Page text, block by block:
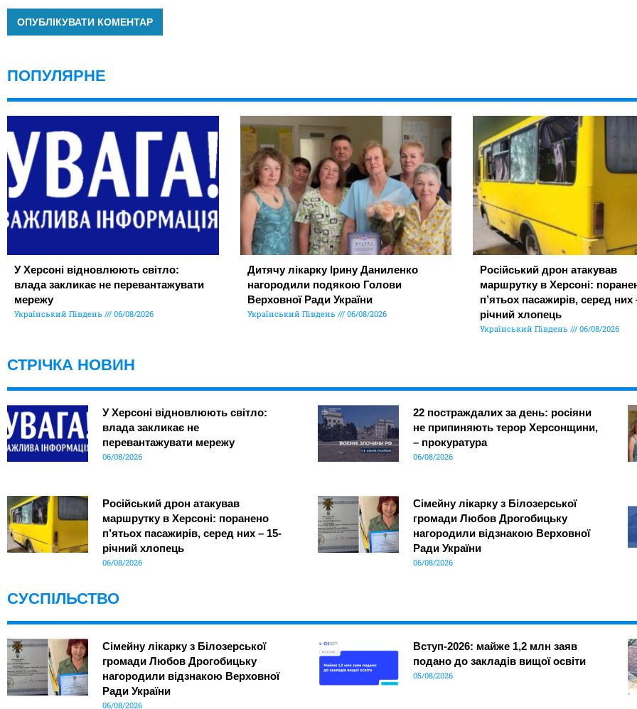
ПОПУЛЯРНЕ
У Херсоні відновлюють світло:
влада закликає не перевантажувати
мережу
Український Південь 06/08/2026
Дитячу лікарку Ірину Даниленко
нагородили подякою Голови
Верховної Ради України
Український Південь 06/08/2026
Російський дрон атакував
маршрутку в Херсоні:
п’ятьох пасажирів, серед них
річний хлопець
Український Південь 06/08/2026
СТРІЧКА НОВИН
У Херсоні відновлюють світло:
влада закликає не
перевантажувати мережу
06/08/2026
22 постраждалих за день: росіяни
не припиняють терор Херсонщини,
– прокуратура
06/08/2026
Російський дрон атакував
маршрутку в Херсоні: поранено
п’ятьох пасажирів, серед них – 15-
річний хлопець
06/08/2026
Сімейну лікарку з Білозерської
громади Любов Дрогобицьку
нагородили відзнакою Верховної
Ради України
06/08/2026
СУСПІЛЬСТВО
Сімейну лікарку з Білозерської
громади Любов Дрогобицьку
нагородили відзнакою Верховної
Ради України
06/08/2026
Вступ-2026: майже 1,2 млн заяв
подано до закладів вищої освіти
05/08/2026